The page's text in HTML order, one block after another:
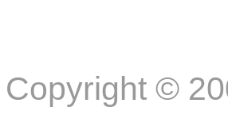
Copyright ©